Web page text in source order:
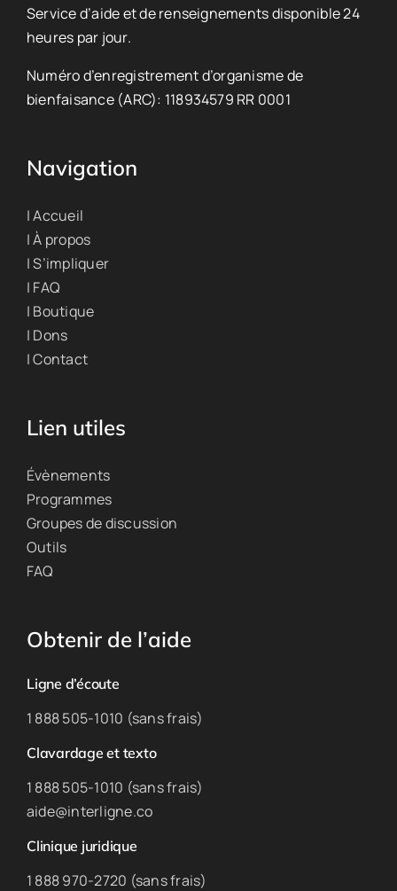
Service d’aide et de renseignements disponible 24
heures par jour.
Numéro d’enregistrement d’organisme de
bienfaisance (ARC): 118934579 RR 0001
Navigation
| Accueil
| À propos
| S’impliquer
| FAQ
| Boutique
| Dons
| Contact
Lien utiles
Évènements
Programmes
Groupes de discussion
Outils
FAQ
Obtenir de l’aide
Ligne d’écoute
1 888 505-1010 (sans frais)
Clavardage et texto
1 888 505-1010 (sans frais)
aide@interligne.co
Clinique juridique
1 888 970-2720 (sans frais)